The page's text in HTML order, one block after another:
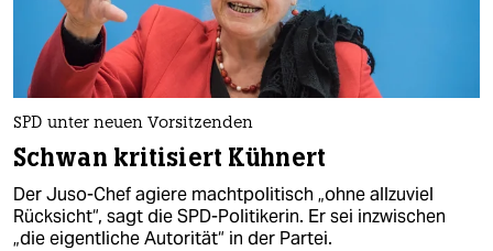
SPD unter neuen Vorsitzenden
Schwan kritisiert Kühnert
Der Juso-Chef agiere machtpolitisch „ohne allzuviel
Rücksicht“, sagt die SPD-Politikerin. Er sei inzwischen
„die eigentliche Autorität“ in der Partei.